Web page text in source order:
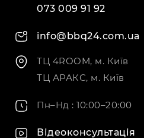
073 009 91 92
info@bbq24.com.ua
ТЦ 4ROOM, м. Київ
ТЦ АРАКС, м. Київ
Пн–Нд : 10:00–20:00
Відеоконсультація